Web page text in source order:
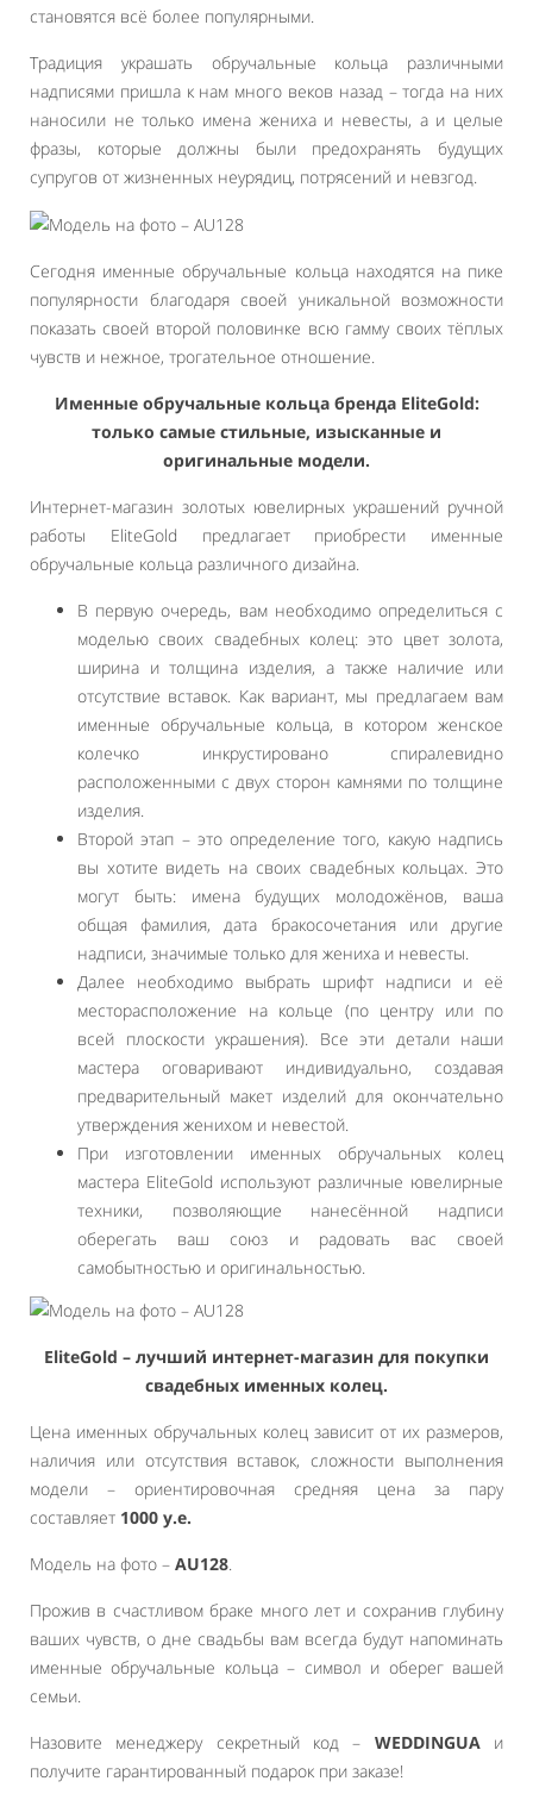
становятся всё более популярными.
Традиция украшать обручальные кольца различными
надписями пришла к нам много веков назад – тогда на них
наносили не только имена жениха и невесты, а и целые
фразы, которые должны были предохранять будущих
супругов от жизненных неурядиц, потрясений и невзгод.
Сегодня именные обручальные кольца находятся на пике
популярности благодаря своей уникальной возможности
показать своей второй половинке всю гамму своих тёплых
чувств и нежное, трогательное отношение.
Именные обручальные кольца бренда EliteGold:
только самые стильные, изысканные и
оригинальные модели.
Интернет-магазин золотых ювелирных украшений ручной
работы EliteGold предлагает приобрести именные
обручальные кольца различного дизайна.
В первую очередь, вам необходимо определиться с
моделью своих свадебных колец: это цвет золота,
ширина и толщина изделия, а также наличие или
отсутствие вставок. Как вариант, мы предлагаем вам
именные обручальные кольца, в котором женское
колечко инкрустировано спиралевидно
расположенными с двух сторон камнями по толщине
изделия.
Второй этап – это определение того, какую надпись
вы хотите видеть на своих свадебных кольцах. Это
могут быть: имена будущих молодожёнов, ваша
общая фамилия, дата бракосочетания или другие
надписи, значимые только для жениха и невесты.
Далее необходимо выбрать шрифт надписи и её
месторасположение на кольце (по центру или по
всей плоскости украшения). Все эти детали наши
мастера оговаривают индивидуально, создавая
предварительный макет изделий для окончательно
утверждения женихом и невестой.
При изготовлении именных обручальных колец
мастера EliteGold используют различные ювелирные
техники, позволяющие нанесённой надписи
оберегать ваш союз и радовать вас своей
самобытностью и оригинальностью.
EliteGold – лучший интернет-магазин для покупки
свадебных именных колец.
Цена именных обручальных колец зависит от их размеров,
наличия или отсутствия вставок, сложности выполнения
модели – ориентировочная средняя цена за пару
составляет 1000 у.е.
Модель на фото – AU128
Прожив в счастливом браке много лет и сохранив глубину
ваших чувств, о дне свадьбы вам всегда будут напоминать
именные обручальные кольца – символ и оберег вашей
семьи.
Назовите менеджеру секретный код – WEDDINGUAи
получите гарантированный подарок при заказе!